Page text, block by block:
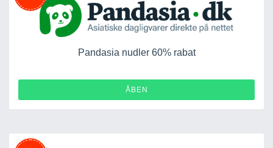
Pandasia nudler 60% rabat
ÅBEN